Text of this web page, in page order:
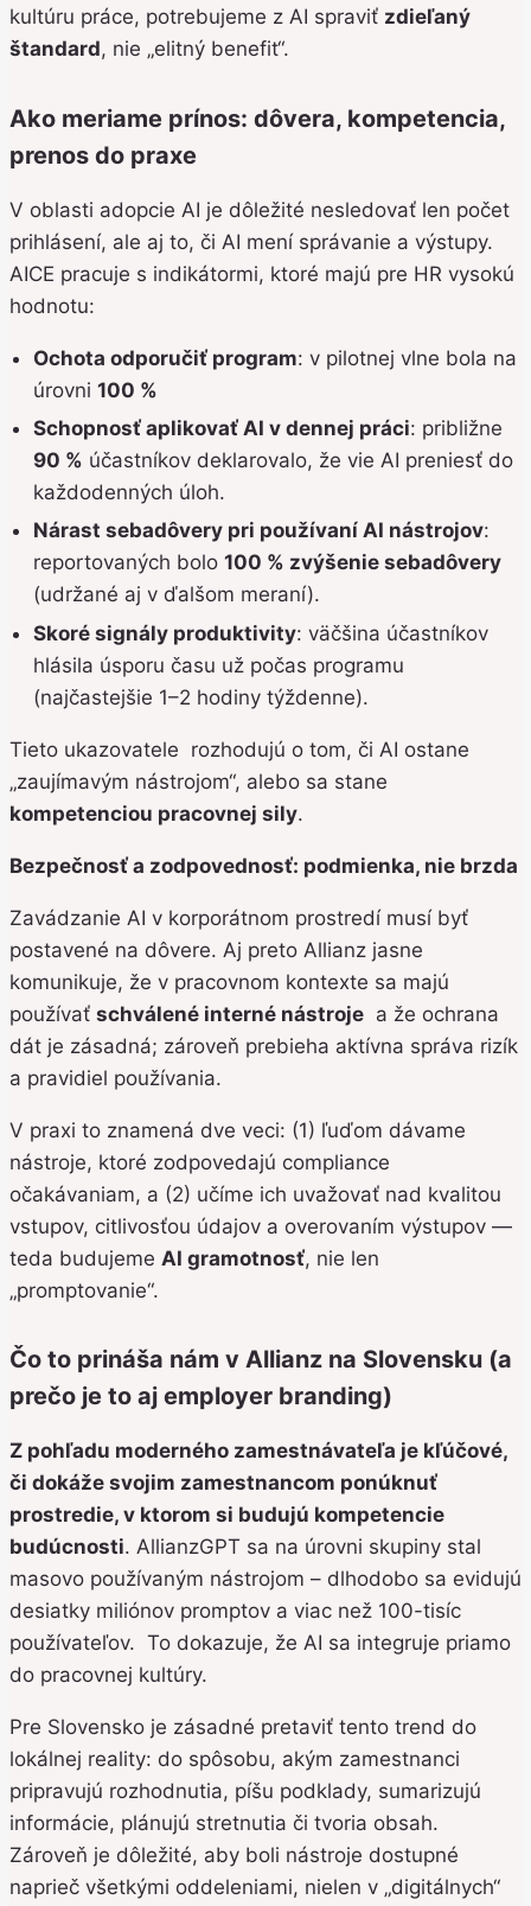
kultúru práce, potrebujeme z AI spraviť zdieľaný
štandard, nie „elitný benefit“.
Ako meriame prínos: dôvera, kompetencia,
prenos do praxe
V oblasti adopcie AI je dôležité nesledovať len počet
prihlásení, ale aj to, či AI mení správanie a výstupy.
AICE pracuje s indikátormi, ktoré majú pre HR vysokú
hodnotu:
Ochota odporučiť program: v pilotnej vlne bola na
úrovni100 %
Schopnosť aplikovať AI v dennej práci: približne
90 % účastníkov deklarovalo, že vie AI preniesť do
každodenných úloh.
Nárast sebadôvery pri používaní AI nástrojov:
reportovaných bolo100 % zvýšenie sebadôvery
(udržané aj v ďalšom meraní).
Skoré signály produktivity: väčšina účastníkov
hlásila úsporu času už počas programu
(najčastejšie 1–2 hodiny týždenne).
Tieto ukazovatele rozhodujú o tom, či AI ostane
„zaujímavým nástrojom“, alebo sa stane
kompetenciou pracovnej sily.
Bezpečnosť a zodpovednosť: podmienka, nie brzda
Zavádzanie AI v korporátnom prostredí musí byť
postavené na dôvere. Aj preto Allianz jasne
komunikuje, že v pracovnom kontexte sa majú
používať schválené interné nástroje a že ochrana
dát je zásadná; zároveň prebieha aktívna správa rizík
a pravidiel používania.
V praxi to znamená dve veci: (1) ľuďom dávame
nástroje, ktoré zodpovedajú compliance
očakávaniam, a (2) učíme ich uvažovať nad kvalitou
vstupov, citlivosťou údajov a overovaním výstupov —
teda budujeme AI gramotnosť, nie len
„promptovanie“.
Čo to prináša nám v Allianz na Slovensku (a
prečo je to aj employer branding)
Z pohľadu moderného zamestnávateľa je kľúčové,
či dokáže svojim zamestnancom ponúknuť
prostredie, v ktorom si budujú kompetencie
budúcnosti. AllianzGPT sa na úrovni skupiny stal
masovo používaným nástrojom – dlhodobo sa evidujú
desiatky miliónov promptov a viac než 100-tisíc
používateľov. To dokazuje, že AI sa integruje priamo
do pracovnej kultúry.
Pre Slovensko je zásadné pretaviť tento trend do
lokálnej reality: do spôsobu, akým zamestnanci
pripravujú rozhodnutia, píšu podklady, sumarizujú
informácie, plánujú stretnutia či tvoria obsah.
Zároveň je dôležité, aby boli nástroje dostupné
naprieč všetkými oddeleniami, nielen v „digitálnych“